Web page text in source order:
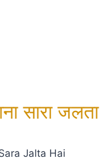
सारा
Jalta Hai